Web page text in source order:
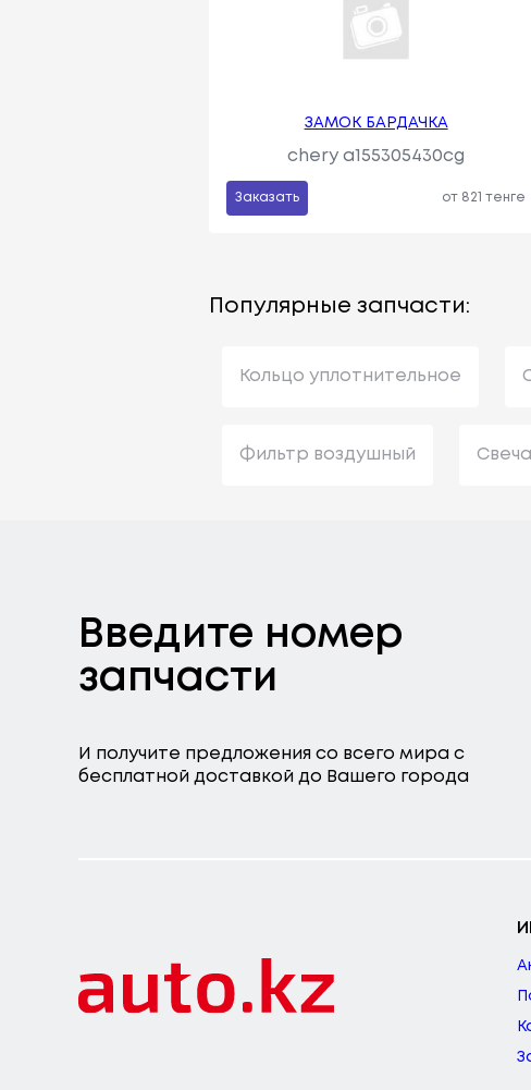
ЗАМОК БАРДАЧКА
chery a155305430cg
Заказать от 821 тенге
Популярные запчасти:
Кольцо уплотнительное
Фильтр воздушный
Введите номер
запчасти
И получите предложения со всего мира с
бесплатной доставкой до Вашего города